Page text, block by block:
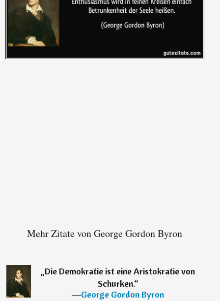
Mehr Zitate von George Gordon Byron
„Die Demokratie ist eine Aristokratie von
Schurken.“
―George Gordon Byron